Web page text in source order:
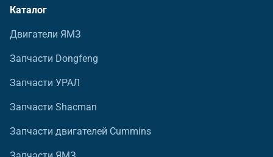
Каталог
Двигатели ЯМЗ
Запчасти Dongfeng
Запчасти УРАЛ
Запчасти Shacman
Запчасти двигателей Cummins